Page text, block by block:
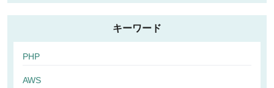
キーワード
PHP
AWS